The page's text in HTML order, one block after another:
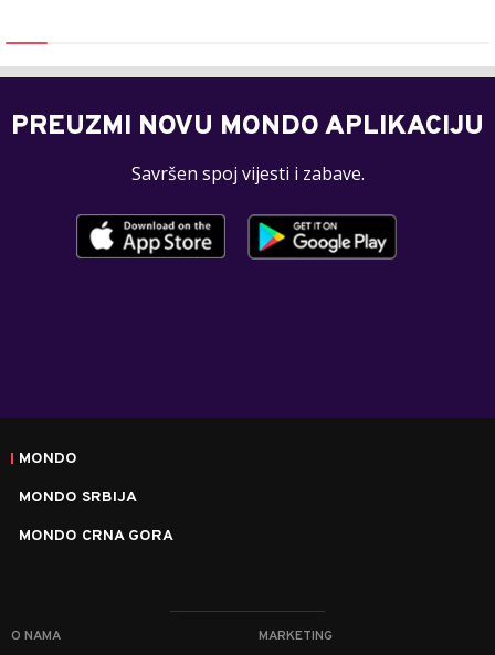
PREUZMI NOVU MONDO APLIKACIJU
Savršen spoj vijesti i zabave.
MONDO
MONDO SRBIJA
MONDO CRNA GORA
O NAMA MARKETING